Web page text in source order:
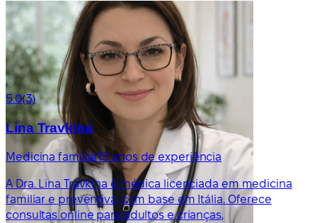
5.0(3)
Lina Travkina
Medicina familiar13 anos de experiência
A Dra. Lina Travkina é médica licenciada em medicina
familiar e preventiva, com base em Itália. Oferece
consultas online para adultos e crianças,